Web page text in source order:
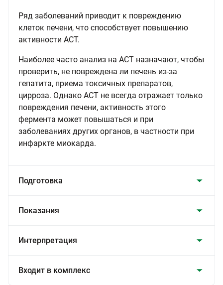
Ряд заболеваний приводит к повреждению
клеток печени, что способствует повышению
активности АСТ.
Наиболее часто анализ на АСТ назначают, чтобы
проверить, не повреждена ли печень из-за
гепатита, приема токсичных препаратов,
цирроза. Однако АСТ не всегда отражает только
повреждения печени, активность этого
фермента может повышаться и при
заболеваниях других органов, в частности при
инфаркте миокарда.
Подготовка
Показания
Интерпретация
Входит в комплекс